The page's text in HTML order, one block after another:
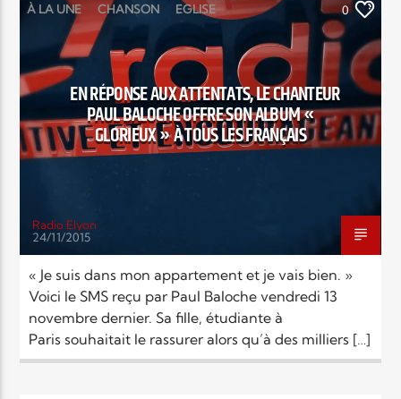
À LA UNE CHANSON EGLISE
POLITIQUE
0
EN RÉPONSE AUX ATTENTATS, LE CHANTEUR
PAUL BALOCHE OFFRE SON ALBUM «
GLORIEUX » À TOUS LES FRANÇAIS
Radio Elyon
24/11/2015
« Je suis dans mon appartement et je vais bien. »
Voici le SMS reçu par Paul Baloche vendredi 13
novembre dernier. Sa fille, étudiante à
Paris souhaitait le rassurer alors qu’à des milliers […]